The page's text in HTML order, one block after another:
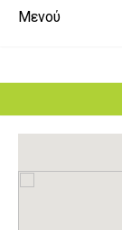
Μενού